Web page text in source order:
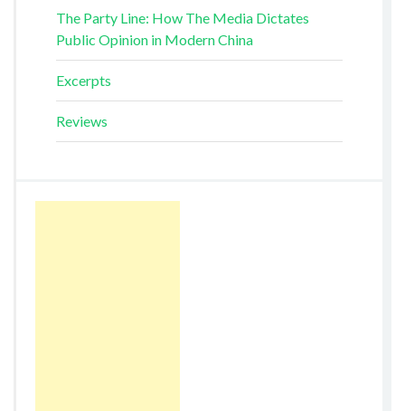
The Party Line: How The Media Dictates
Public Opinion in Modern China
Excerpts
Reviews